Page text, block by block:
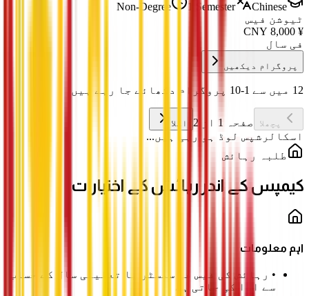
Non-Degree 1 Semester
Chinese
ٹیوشن فیس
¥
8,000
فی سال
پروگرام دیکھیں
12 میں سے 1-10 پروگرام دکھائے جا رہے ہیں
پچھلا صفحہ 1 از 2 اگلا
اسکالرشپس لوڈ ہو رہی ہیں...
طلبہ رہائش
کیمپس کے اندر رہائش کے اختیارات
اہم معلومات
• رہائش کی فیس فی سمسٹر یا تعلیمی سال کے حساب
سے ادا کی جاتی ہے